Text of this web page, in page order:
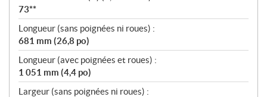
73**
Longueur (sans poignées ni roues) :
681 mm (26,8 po)
Longueur (avec poignées et roues) :
1 051 mm (4,4 po)
Largeur (sans poignées ni roues) :